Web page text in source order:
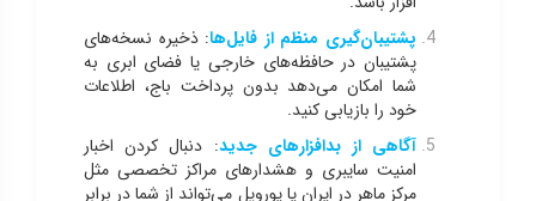
پشتیبان‌گیری منظم از فایل‌ها: ذخیره نسخه‌های
پشتیبان در حافظه‌های خارجی یا فضای ابری به
شما امکان می‌دهد بدون پرداخت باج، اطلاعات
خود را بازیابی کنید.
آگاهی از بدافزارهای جدید: دنبال کردن اخبار
امنیت سایبری و هشدارهای مراکز تخصصی مثل
مرکز ماهر در ایران یا یوروپل می‌تواند از شما در برابر